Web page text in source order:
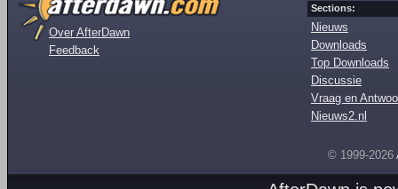
Over AfterDawn
Feedback
Sections:
Nieuws
Downloads
Top Downloads
Discussie
Vraag en
Nieuws2.nl
© 1999-2026